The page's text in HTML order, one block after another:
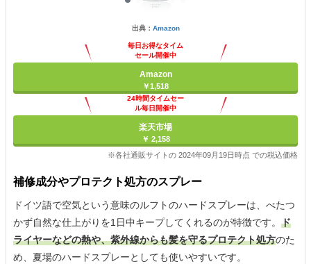
出典： Amazon
毎日お得なタイム
セール開催中
Amazon
￥1,518
24時間タイムセー
ル毎日開催中
楽天市場
￥ 2,158
※各社通販サイトの 2024年09月19日時点 での税込価格
補修成分やプロテクト処方のスプレー
ドイツ語で空気という意味のルフトのハードスプレーは、べたつ
かず自然な仕上がりを1日中キープしてくれるのが特徴です。 ド
ライヤーなどの熱や、紫外線からも髪を守るプロテクト処方のた
め、夏場のハードスプレーとしても使いやすいです。